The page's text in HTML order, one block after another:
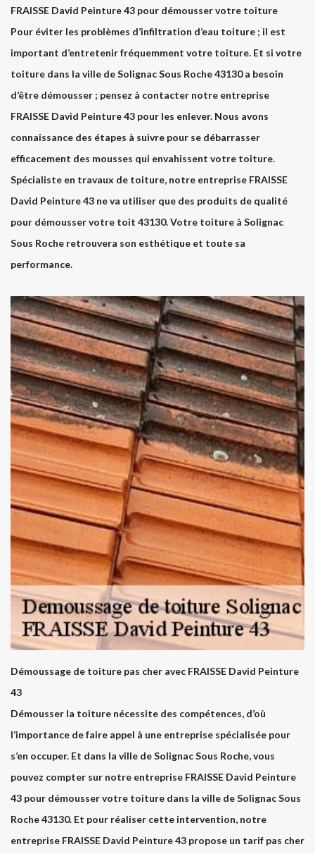
FRAISSE David Peinture 43 pour démousser votre toiture
Pour éviter les problèmes d’infiltration d’eau toiture ; il est
important d’entretenir fréquemment votre toiture. Et si votre
toiture dans la ville de Solignac Sous Roche 43130 a besoin
d’être démousser ; pensez à contacter notre entreprise
FRAISSE David Peinture 43 pour les enlever. Nous avons
connaissance des étapes à suivre pour se débarrasser
efficacement des mousses qui envahissent votre toiture.
Spécialiste en travaux de toiture, notre entreprise FRAISSE
David Peinture 43 ne va utiliser que des produits de qualité
pour démousser votre toit 43130. Votre toiture à Solignac
Sous Roche retrouvera son esthétique et toute sa
performance.
Démoussage de toiture pas cher avec FRAISSE David Peinture
43
Démousser la toiture nécessite des compétences, d’où
l’importance de faire appel à une entreprise spécialisée pour
s’en occuper. Et dans la ville de Solignac Sous Roche, vous
pouvez compter sur notre entreprise FRAISSE David Peinture
43 pour démousser votre toiture dans la ville de Solignac Sous
Roche 43130. Et pour réaliser cette intervention, notre
entreprise FRAISSE David Peinture 43 propose un tarif pas cher